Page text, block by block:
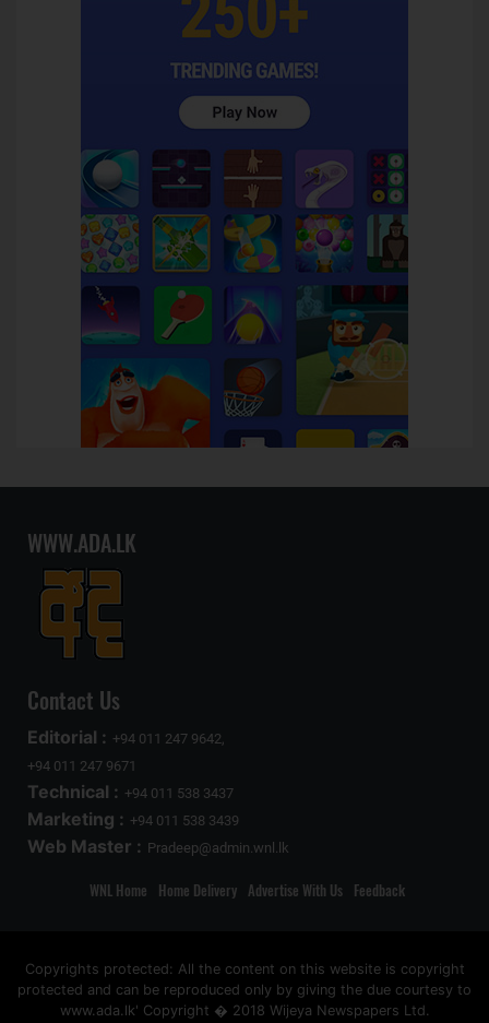
WWW.ADA.LK
Contact Us
Editorial : +94 011 247 9642,
+94 011 247 9671
Technical : +94 011 538 3437
Marketing : +94 011 538 3439
Web Master : Pradeep@admin.wnl.lk
WNL Home Home Delivery Advertise With Us Feedback
Copyrights protected: All the content on this website is copyright
protected and can be reproduced only by giving the due courtesy to
www.ada.lk' Copyright � 2018 Wijeya Newspapers Ltd.